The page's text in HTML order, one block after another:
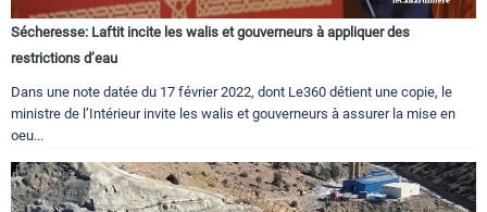
Sécheresse: Laftit incite les walis et gouverneurs à appliquer des
restrictions d’eau
Dans une note datée du 17 février 2022, dont Le360 détient une copie, le
ministre de l’Intérieur invite les walis et gouverneurs à assurer la mise en
oeu...